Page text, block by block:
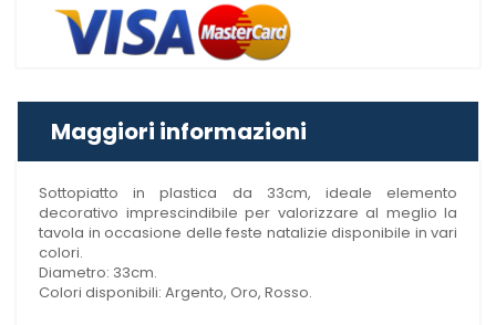
Maggiori informazioni
Sottopiatto in plastica da 33cm, ideale elemento
decorativo imprescindibile per valorizzare al meglio la
tavola in occasione delle feste natalizie disponibile in vari
colori.
Diametro: 33cm.
Colori disponibili: Argento, Oro, Rosso.